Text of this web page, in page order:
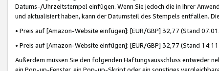
Datums-/Uhrzeitstempel einfügen. Wenn Sie jedoch die in Ihrer
und aktualisiert haben, kann der Datumsteil des Stempels entfallen.
• Preis auf [Amazon-Website einfügen]: [EUR/GBP] 32,77 (Stand
• Preis auf [Amazon-Website einfügen]: [EUR/GBP] 32,77 (Stand
Außerdem müssen Sie den folgenden Haftungsausschluss entweder
ein Pop-up-Fenster, ein Pop-up-Skript oder ein sonstiges